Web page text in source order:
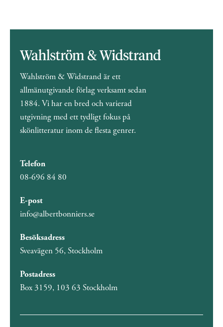
Wahlström & Widstrand är ett
allmänutgivande förlag verksamt sedan
1884. Vi har en bred och varierad
utgivning med ett tydligt fokus på
skönlitteratur inom de flesta genrer.
Telefon
08-696 84 80
E-post
info@albertbonniers.se
Besöksadress
Sveavägen 56, Stockholm
Postadress
Box 3159, 103 63 Stockholm